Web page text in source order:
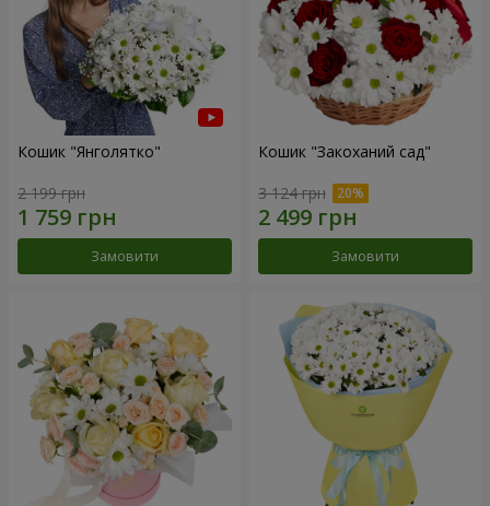
Кошик "Янголятко"
2 199 грн
Замовити
Кошик "Закоханий сад"
3 124 грн
Замовити